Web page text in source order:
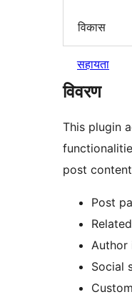
विकास
सहायता
विवरण
This plugin
post
Post
Author
Social